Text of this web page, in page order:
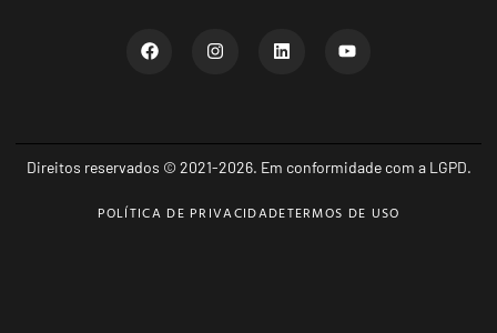
Direitos reservados © 2021-2026. Em conformidade com a LGPD.
POLÍTICA DE PRIVACIDADETERMOS DE USO